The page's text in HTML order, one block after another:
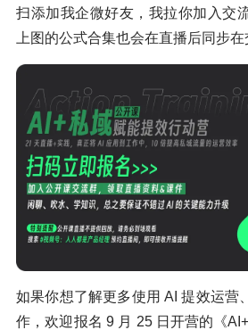
扫添加我企微好友，我拉你加入交
上图的公式合集也会在直播后同步在
如果你想了解更多使用 AI 提效运营
作，欢迎报名 9 月 25 日开营的《